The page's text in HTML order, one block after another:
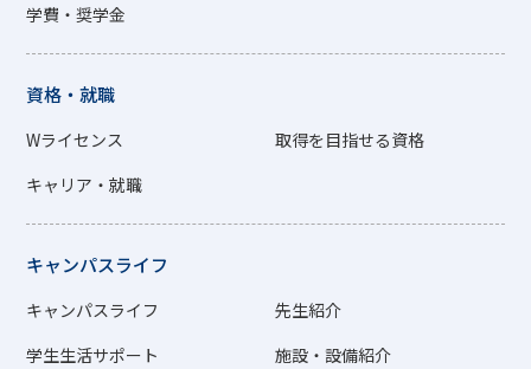
学費・奨学金
資格・就職
Wライセンス
取得を目指せる資格
キャリア・就職
キャンパスライフ
キャンパスライフ
先生紹介
学生生活サポート
施設・設備紹介